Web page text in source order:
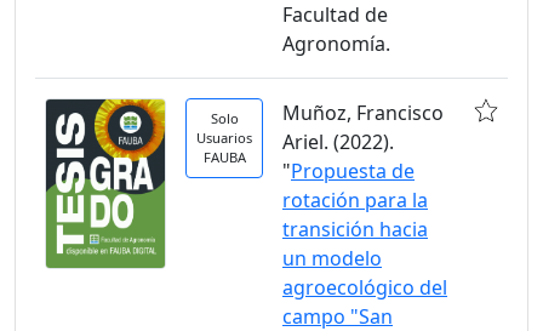
Facultad de
Agronomía.
Solo
Usuarios
FAUBA
Muñoz, Francisco
Ariel. (2022).
"Propuesta de
rotación para la
transición hacia
un modelo
agroecológico del
campo "San